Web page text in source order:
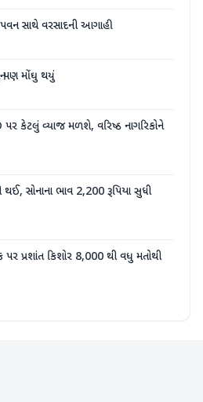
સાથે વરસાદની આગાહી
પણ મોંઘુ થયું
પર કેટલું વ્યાજ મળશે, વરિષ્ઠ નાગરિકોને
થઈ, સોનાના ભાવ 2,200 રૂપિયા સુધી
પ્રશાંત કિશોર 8,000 થી વધુ મતોથી